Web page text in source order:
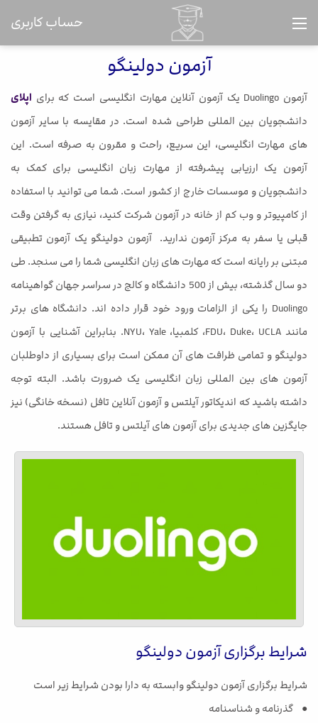
حساب کاربری
آزمون دولینگو
آزمون Duolingo یک آزمون آنلاین مهارت انگلیسی است که برای
اپلای
دانشجویان بین المللی طراحی شده است. در مقایسه با سایر آزمون
های مهارت انگلیسی، این سریع، راحت و مقرون به صرفه است. این
آزمون یک ارزیابی پیشرفته از مهارت زبان انگلیسی برای کمک به
دانشجویان و موسسات خارج از کشور است. شما می توانید با استفاده
از کامپیوتر و وب کم از خانه در آزمون شرکت کنید، نیازی به گرفتن وقت
قبلی یا سفر به مرکز آزمون ندارید. آزمون دولینگو یک آزمون تطبیقی
مبتنی بر رایانه است که مهارت های زبان انگلیسی شما را می سنجد. طی
دو سال گذشته، بیش از 500 دانشگاه و کالج در سراسر جهان گواهینامه
Duolingo را یکی از الزامات ورود خود قرار داده اند. دانشگاه های برتر
مانند FDU، Duke، UCLA، کلمبیا، NYU، Yale. بنابراین آشنایی با آزمون
دولینگو و تمامی ظرافت های آن ممکن است برای بسیاری از داوطلبان
آزمون های بین المللی زبان انگلیسی یک ضرورت باشد. البته توجه
داشته باشید که اندیکاتور آیلتس و آزمون آنلاین تافل (نسخه خانگی) نیز
جایگزین های جدیدی برای آزمون های آیلتس و تافل هستند.
شرایط برگزاری آزمون دولینگو
شرایط برگزاری آزمون دولینگو وابسته به دارا بودن شرایط زیر است
● گذرنامه و شناسنامه